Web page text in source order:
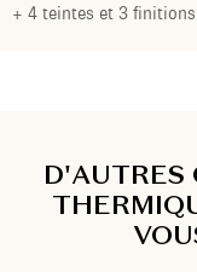
+ 4 teintes et 3 finitions
D'AUTRES